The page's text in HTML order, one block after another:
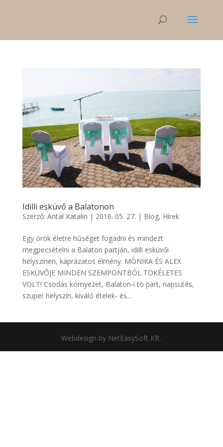
Idilli esküvő a Balatonon
Szerző: Antal Katalin | 2016. 05. 27. | Blog, Hírek
Egy örök életre hűséget fogadni és mindezt
megpecsételni a Balaton partján, idilli esküvői
helyszínen, káprázatos élmény. MÓNIKA ÉS ALEX
ESKÜVŐJE MINDEN SZEMPONTBÓL TÖKÉLETES
VOLT! Csodás környezet, Balaton-i tó part, napsütés,
szuper helyszín, kiváló ételek- és...
Webdesign by NetEasySoft Kft.